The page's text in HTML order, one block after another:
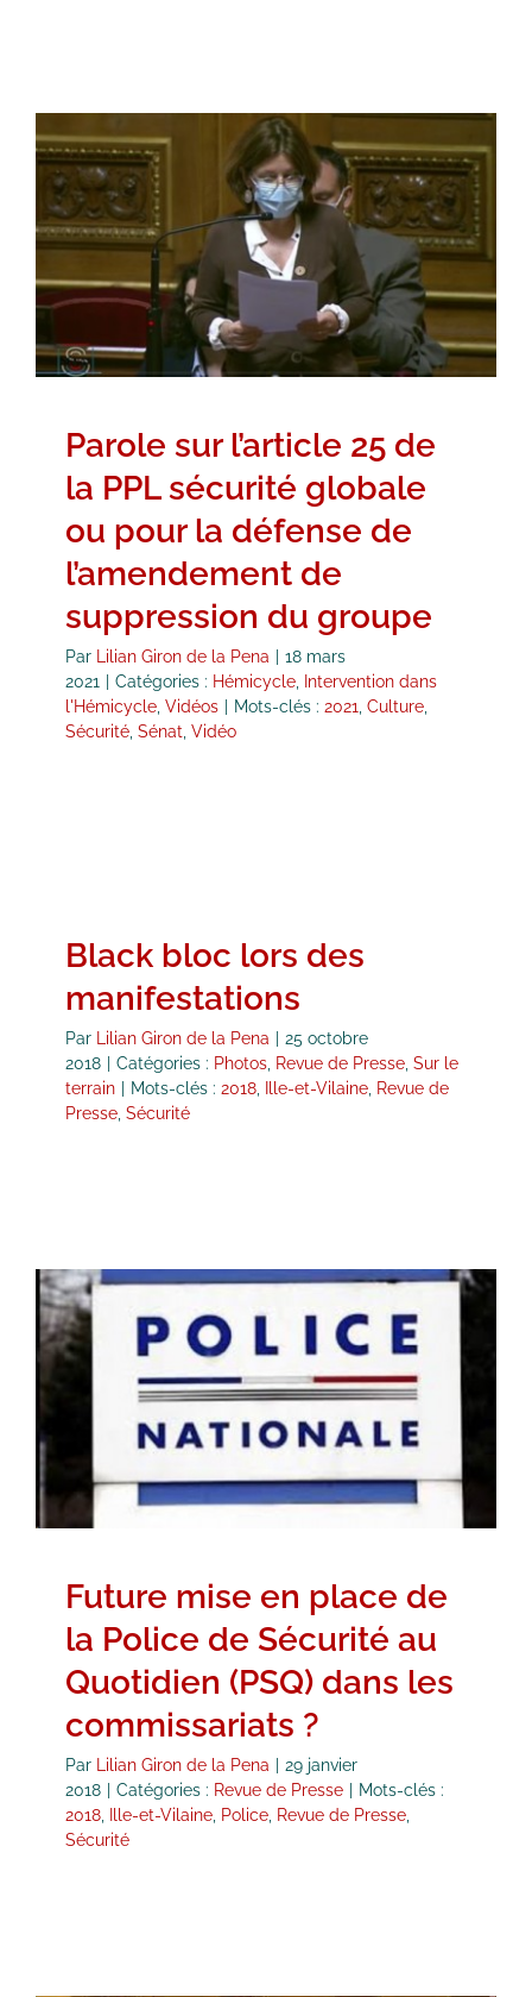
Parole sur l’article 25 de la PPL
sécurité globale ou pour la
défense de l’amendement de
suppression du groupe
Hémicycle Intervention dans l'Hémicycle Vidéos
Parole sur l’article 25 de
la PPL sécurité globale
ou pour la défense de
l’amendement de
suppression du groupe
Par Lilian Giron de la Pena
18 mars
2021
Catégories : Hémicycle
Intervention dans
l'Hémicycle Vidéos Mots-clés : 2021 Culture
Sécurité Sénat Vidéo
Black bloc lors des
manifestations
Par Lilian Giron de la Pena
25 octobre
2018
Catégories : Photos Revue de Presse Sur le
terrain
Mots-clés : 2018 Ille-et-Vilaine Revue de
Presse Sécurité
Future mise en place de la Police
de Sécurité au Quotidien (PSQ)
dans les commissariats ?
Revue de Presse
Future mise en place de
la Police de Sécurité au
Quotidien (PSQ) dans les
commissariats ?
Par Lilian Giron de la Pena
29 janvier
2018
Catégories : Revue de Presse
Mots-clés :
2018, Ille-et-Vilaine, Police, Revue de Presse,
Sécurité